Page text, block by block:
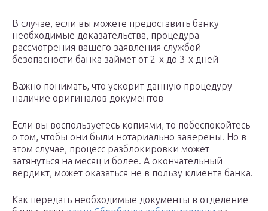
В случае, если вы можете предоставить банку
необходимые доказательства, процедура
рассмотрения вашего заявления службой
безопасности банка займет от 2-х до 3-х дней
Важно понимать, что ускорит данную процедуру
наличие оригиналов документов
Если вы воспользуетесь копиями, то побеспокойтесь
о том, чтобы они были нотариально заверены. Но в
этом случае, процесс разблокировки может
затянуться на месяц и более. А окончательный
вердикт, может оказаться не в пользу клиента банка.
Как передать необходимые документы в отделение